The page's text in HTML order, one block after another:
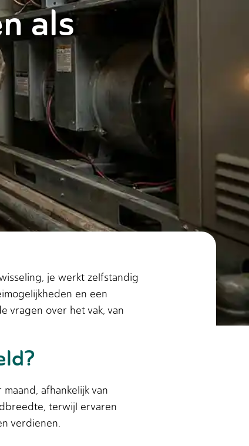
als
je werkt zelfstandig
en een
vragen over het vak, van
afhankelijk van
terwijl ervaren
verdienen.